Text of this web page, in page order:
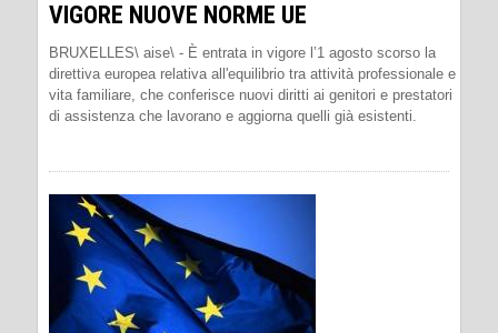
VIGORE NUOVE NORME UE
BRUXELLES\ aise\ - È entrata in vigore l’1 agosto scorso la
direttiva europea relativa all'equilibrio tra attività professionale e
vita familiare, che conferisce nuovi diritti ai genitori e prestatori
di assistenza che lavorano e aggiorna quelli già esistenti.